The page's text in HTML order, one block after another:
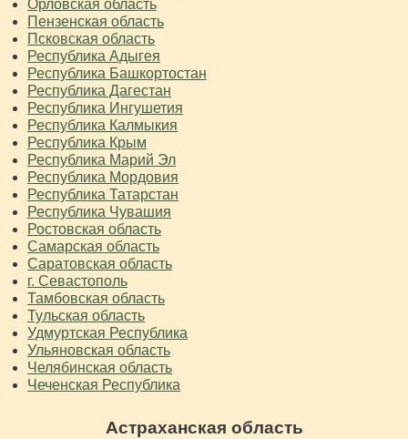
Орловская область
Пензенская область
Псковская область
Республика Адыгея
Республика Башкортостан
Республика Дагестан
Республика Ингушетия
Республика Калмыкия
Республика Крым
Республика Марий Эл
Республика Мордовия
Республика Татарстан
Республика Чувашия
Ростовская область
Самарская область
Саратовская область
г. Севастополь
Тамбовская область
Тульская область
Удмуртская Республика
Ульяновская область
Челябинская область
Чеченская Республика
Астраханская область